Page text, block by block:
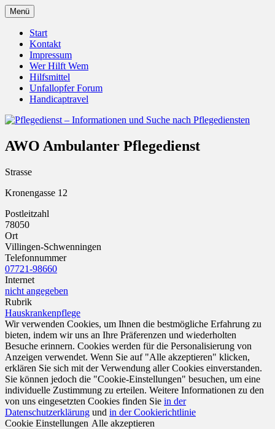
Zum
Inhalt
springen
Pflegedienst – Informationen
und Suche nach Pflegediensten
Unfallopfer – Hilfswerk
Menü
Start
Kontakt
Impressum
Wer Hilft Wem
Hilfsmittel
Unfallopfer Forum
Handicaptravel
AWO Ambulanter Pflegedienst
Strasse
Kronengasse 12
Postleitzahl
78050
Ort
Villingen-Schwenningen
Telefonnummer
07721-98660
Internet
nicht angegeben
Rubrik
Hauskrankenpflege
Wir verwenden Cookies, um Ihnen die bestmögliche Erfahrung zu
bieten, indem wir uns an Ihre Präferenzen und wiederholten
Besuche erinnern. Cookies werden für die Personalisierung von
Anzeigen verwendet. Wenn Sie auf "Alle akzeptieren" klicken,
erklären Sie sich mit der Verwendung aller Cookies einverstanden.
Sie können jedoch die "Cookie-Einstellungen" besuchen, um eine
individuelle Zustimmung zu erteilen. Weitere Informationen zu den
von uns eingesetzten Cookies finden Sie in der
Datenschutzerklärung und in der Cookierichtlinie
Cookie Einstellungen Alle akzeptieren